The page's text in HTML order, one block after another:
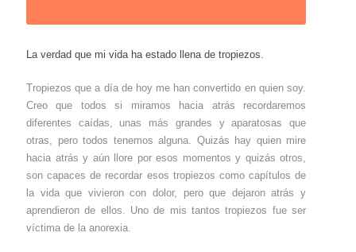
La verdad que mi vida ha estado llena de tropiezos.
Tropiezos que a día de hoy me han convertido en quien soy.
Creo que todos si miramos hacia atrás recordaremos
diferentes caídas, unas más grandes y aparatosas que
otras, pero todos tenemos alguna. Quizás hay quien mire
hacia atrás y aún llore por esos momentos y quizás otros,
son capaces de recordar esos tropiezos como capítulos de
la vida que vivieron con dolor, pero que dejaron atrás y
aprendieron de ellos. Uno de mis tantos tropiezos fue ser
víctima de la anorexia.